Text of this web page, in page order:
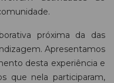
próxima da das
Apresentamos
desta experiência e
que nela participaram,